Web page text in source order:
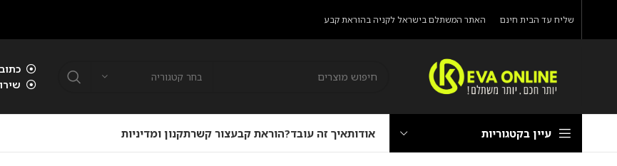
שליח עד הבית חינם האתר המשתלם בישראל לקניה בהוראת קבע
בחר קטגוריה
עיין בקטגוריות אודותאיך זה עובד?הוראת קבעצור קשרתקנון ומדיניות